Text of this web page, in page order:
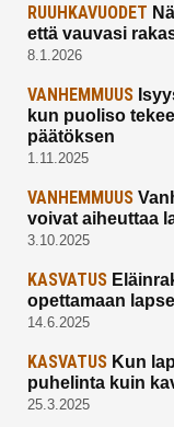
RUUHKAVUODET
että vauvasi
8.1.2026
VANHEMMUUS
kun puoliso
päätöksen
1.11.2025
VANHEMMUUS
voivat aiheuttaa
3.10.2025
KASVATUS
opettamaan
14.6.2025
KASVATUS Kun
puhelinta kuin
25.3.2025